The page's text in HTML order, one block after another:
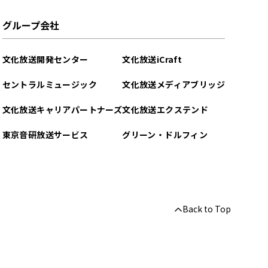
グループ会社
文化放送開発センター
セントラルミュージック
文化放送キャリアパートナーズ
東京音研放送サービス
文化放送iCraft
文化放送メディアブリッジ
文化放送エクステンド
グリーン・ドルフィン
Back to Top